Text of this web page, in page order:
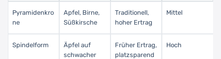
Pyramidenkro
ne
Apfel, Birne,
Süßkirsche
Traditionell,
hoher Ertrag
Mittel
Spindelform
Äpfel auf
schwacher
Früher Ertrag,
platzsparend
Hoch